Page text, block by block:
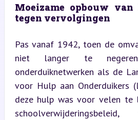
Moeizame opbouw
tegen vervolgingen
Pas vanaf 1942, toen de
niet langer te
onderduiknetwerken als de
voor Hulp aan Onderduikers
deze hulp was voor velen te